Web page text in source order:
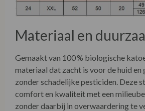
Materiaal en
Gemaakt van 100 % biologische
materiaal dat zacht is voor de huid en
zonder schadelijke pesticiden. Deze
comfort en kwaliteit met een
zonder daarbij in overwaardering te